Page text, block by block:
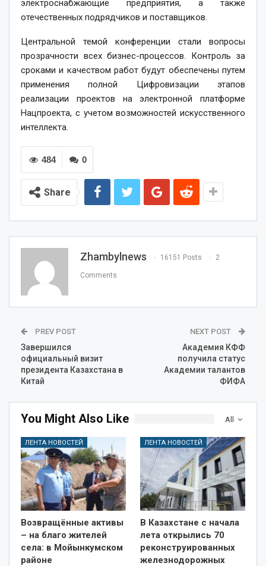
электроснабжающие предприятия, а также
отечественных подрядчиков и поставщиков.
Центральной темой конференции стали вопросы
прозрачности всех бизнес-процессов. Контроль за
сроками и качеством работ будут обеспечены путем
применения полной Цифровизации этапов
реализации проектов на электронной платформе
Нацпроекта, с учетом возможностей искусственного
интеллекта.
0
484
Share
Zhambylnews 16151 Posts 2
Comments
PREV POST
Завершился
официальный визит
президента Казахстана в
Китай
NEXT POST
Академия КФФ
получила статус
Академии талантов
ФИФА
All
You Might Also Like
ЛЕНТА НОВОСТЕЙ
Возвращённые активы
– на благо жителей
села: в Мойынкумском
районе
ЛЕНТА НОВОСТЕЙ
В Казахстане с начала
лета открылись 70
реконструированных
железнодорожных